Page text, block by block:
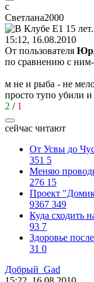
с
Светлaна2000
15:12, 16.08.2010
От пользователя
по сравнению с
м не и рыба - не
просто тупо убили
2 / 1
сейчас читают
От Усвы до
351 5
Меняю
276 15
Проект
9367 349
Куда сходить
93 7
Здоровье
31 0
Добрый _Gad